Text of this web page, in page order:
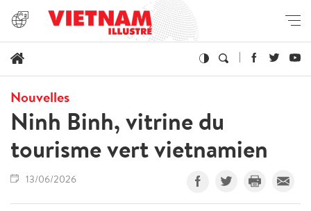
Nouvelles
Ninh Binh, vitrine du
tourisme vert vietnamien
13/06/2026